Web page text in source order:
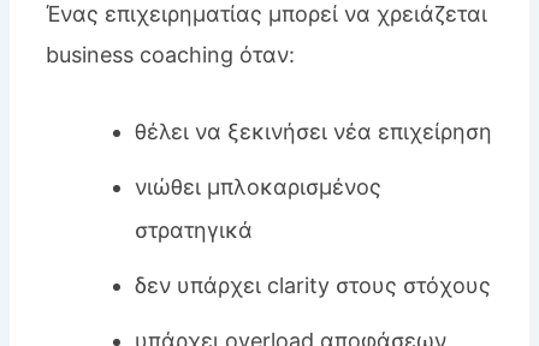
Ένας επιχειρηματίας μπορεί να χρειάζεται
business coaching όταν:
θέλει να ξεκινήσει νέα επιχείρηση
νιώθει μπλοκαρισμένος
στρατηγικά
δεν υπάρχει clarity στους στόχους
υπάρχει overload αποφάσεων